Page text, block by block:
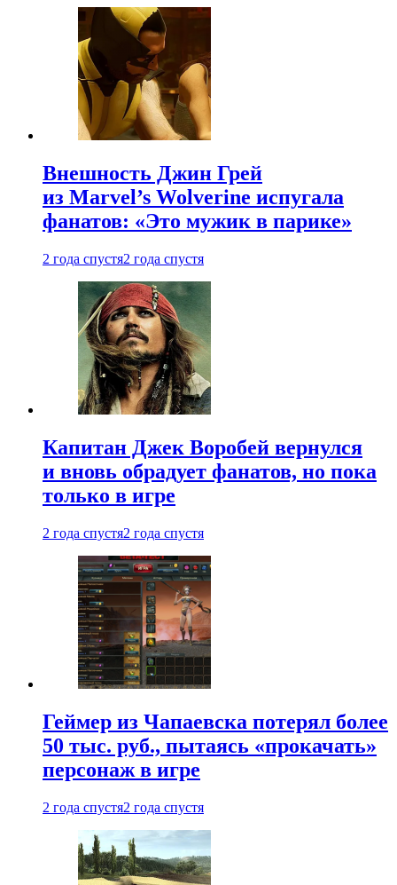
Внешность Джин Грей
из Marvel’s Wolverine испугала
фанатов: «Это мужик в парике»
2 года спустя2 года спустя
Капитан Джек Воробей вернулся
и вновь обрадует фанатов, но пока
только в игре
2 года спустя2 года спустя
Геймер из Чапаевска потерял более
50 тыс. руб., пытаясь «прокачать»
персонаж в игре
2 года спустя2 года спустя